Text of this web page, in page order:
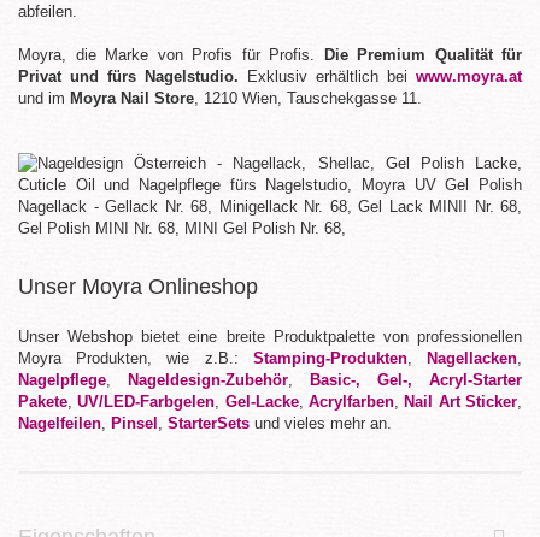
abfeilen.
Moyra, die Marke von Profis für Profis. Die Premium Qualität für
Privat und fürs Nagelstudio. Exklusiv erhältlich bei www.moyra.at
und im Moyra Nail Store , 1210 Wien, Tauschekgasse 11.
Unser Moyra Onlineshop
Unser Webshop bietet eine breite Produktpalette von professionellen
Moyra Produkten, wie z.B.: Stamping-Produkten, Nagellacken
Nagelpflege
Nageldesign-Zubehör
Basic-, Gel-, Acryl-Starter
Pakete ,UV/LED-Farbgelen Gel-Lacke,Acrylfarben ,Nail Art Sticker
Nagelfeilen Pinsel StarterSets und vieles mehr an.